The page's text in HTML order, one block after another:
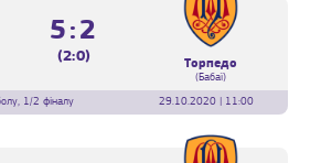
5:2
(2:0) Торпедо
(Бабаї)
1/2 фіналу
29.10.2020 | 11:00